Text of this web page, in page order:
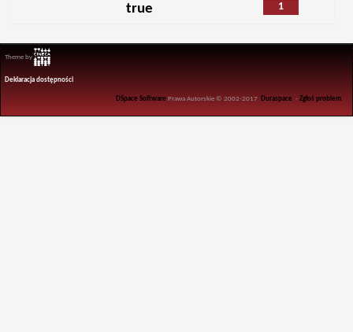
1
true
Theme by
Deklaracja dostępności
DSpace Software Prawa Autorskie © 2002-2017 Duraspace -Zgłoś problem